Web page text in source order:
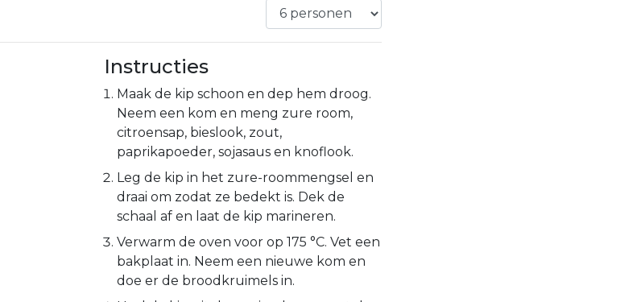
Instructies
Maak de kip schoon en dep hem droog.
Neem een kom en meng zure room,
citroensap, bieslook, zout,
paprikapoeder, sojasaus en knoflook.
Leg de kip in het zure-roommengsel en
draai om zodat ze bedekt is. Dek de
schaal af en laat de kip marineren.
Verwarm de oven voor op 175 °C. Vet een
bakplaat in. Neem een nieuwe kom en
doe er de broodkruimels in.